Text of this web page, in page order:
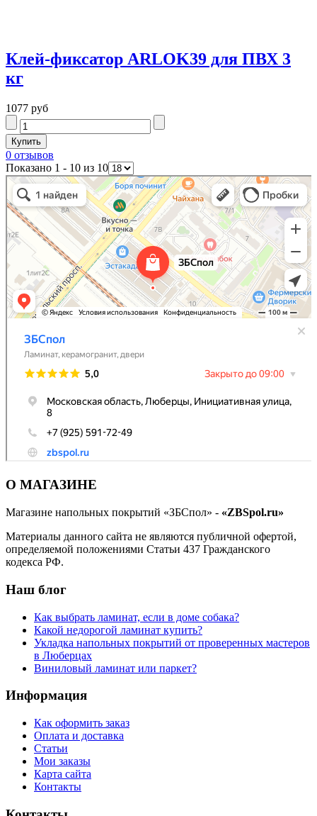
Клей-фиксатор ARLOK39 для ПВХ 3
кг
1077 руб
0 отзывов
Показано 1 - 10 из 10
О МАГАЗИНЕ
Магазине напольных покрытий «ЗБСпол» - «ZBSpol.ru»
Материалы данного сайта не являются публичной офертой,
определяемой положениями Статьи 437 Гражданского
кодекса РФ.
Наш блог
Как выбрать ламинат, если в доме собака?
Какой недорогой ламинат купить?
Укладка напольных покрытий от проверенных мастеров
в Люберцах
Виниловый ламинат или паркет?
Информация
Как оформить заказ
Оплата и доставка
Статьи
Мои заказы
Карта сайта
Контакты